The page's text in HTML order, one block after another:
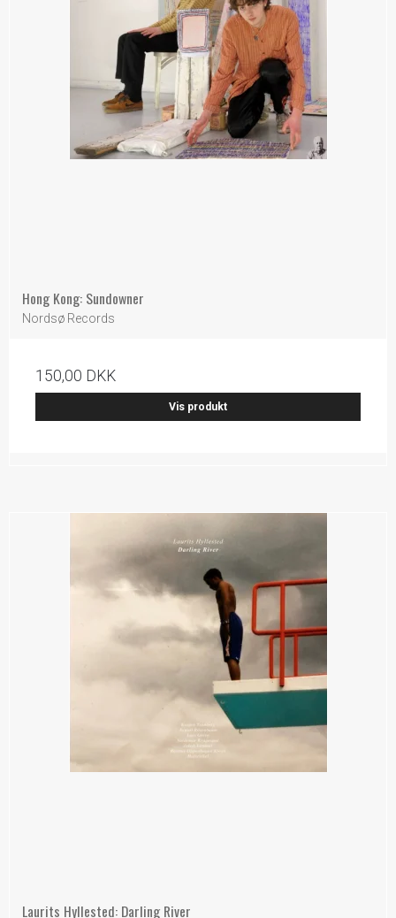
Hong Kong: Sundowner
Nordsø Records
150,00 DKK
Vis produkt
Laurits Hyllested: Darling River